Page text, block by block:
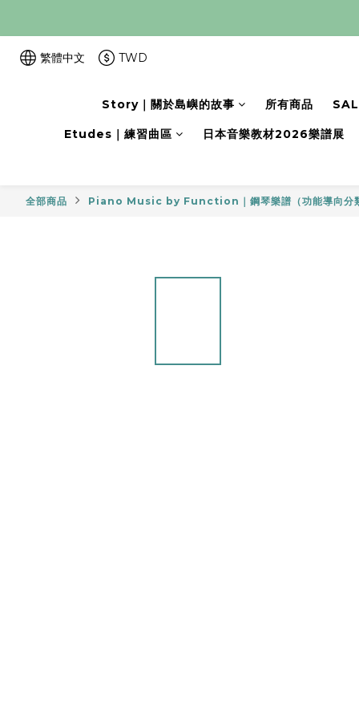
繁體中文 TWD
Story｜關於島嶼的故事 所有商品
Etudes｜練習曲區 日本音樂教材2026樂譜展
全部商品 Piano Music by Function｜鋼琴樂譜（功能導向分